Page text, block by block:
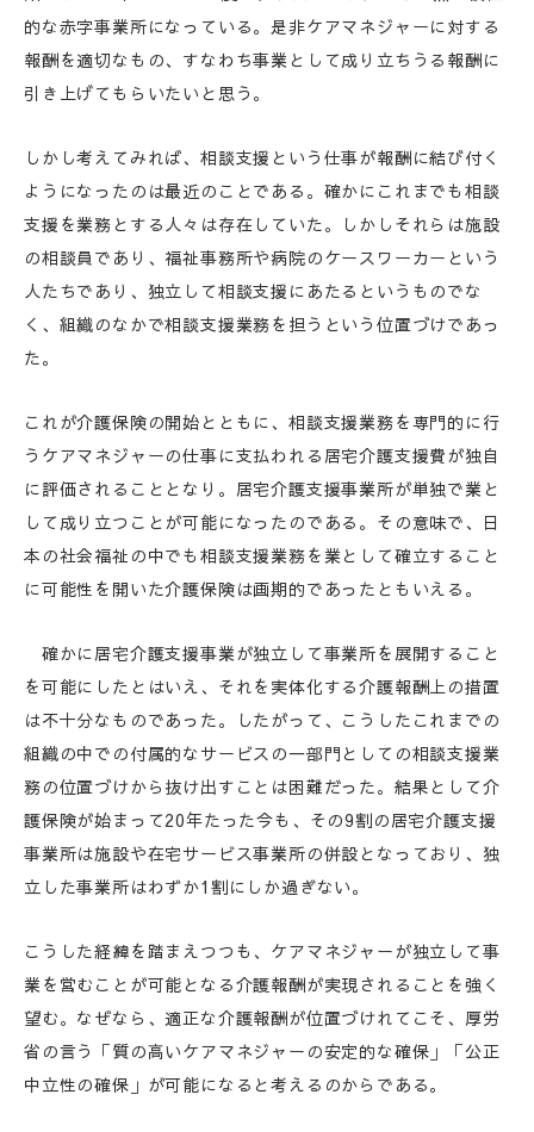
的な赤字事業所になっている。是非ケアマネジャーに対する
報酬を適切なもの、すなわち事業として成り立ちうる報酬に
引き上げてもらいたいと思う。
しかし考えてみれば、相談支援という仕事が報酬に結び付く
ようになったのは最近のことである。確かにこれまでも相談
支援を業務とする人々は存在していた。しかしそれらは施設
の相談員であり、福祉事務所や病院のケースワーカーという
人たちであり、独立して相談支援にあたるというものでな
く、組織のなかで相談支援業務を担うという位置づけであっ
た。
これが介護保険の開始とともに、相談支援業務を専門的に行
うケアマネジャーの仕事に支払われる居宅介護支援費が独自
に評価されることとなり。居宅介護支援事業所が単独で業と
して成り立つことが可能になったのである。その意味で、日
本の社会福祉の中でも相談支援業務を業として確立すること
に可能性を開いた介護保険は画期的であったともいえる。
確かに居宅介護支援事業が独立して事業所を展開すること
を可能にしたとはいえ、それを実体化する介護報酬上の措置
は不十分なものであった。したがって、こうしたこれまでの
組織の中での付属的なサービスの一部門としての相談支援業
務の位置づけから抜け出すことは困難だった。結果として介
護保険が始まって20年たった今も、その9割の居宅介護支援
事業所は施設や在宅サービス事業所の併設となっており、独
立した事業所はわずか1割にしか過ぎない。
こうした経緯を踏まえつつも、ケアマネジャーが独立して事
業を営むことが可能となる介護報酬が実現されることを強く
望む。なぜなら、適正な介護報酬が位置づけれてこそ、厚労
省の言う「質の高いケアマネジャーの安定的な確保」「公正
中立性の確保」が可能になると考えるのからである。